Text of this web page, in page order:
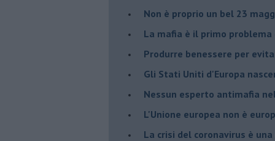
Non è proprio un bel 23
La mafia è il primo problema
Produrre benessere per
Gli Stati Uniti d'Europa
Nessun esperto antimafia
L'Unione europea non è
La crisi del coronavirus è